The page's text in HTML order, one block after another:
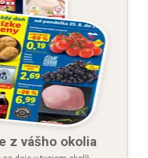
z vášho okolia